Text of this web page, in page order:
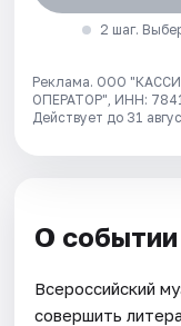
2 шаг.
Реклама. ООО
ОПЕРАТОР", ИНН:
Действует до 31
О событии
Всероссийский
совершить